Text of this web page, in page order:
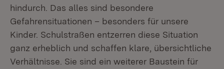
hindurch. Das alles sind besondere
Gefahrensituationen – besonders für unsere
Kinder. Schulstraßen entzerren diese Situation
ganz erheblich und schaffen klare, übersichtliche
Verhältnisse. Sie sind ein weiterer Baustein für